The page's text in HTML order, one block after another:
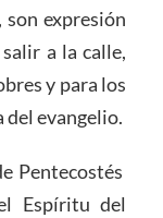
expresión
a la calle,
y para los
del evangelio.
Pentecostés
Espíritu del